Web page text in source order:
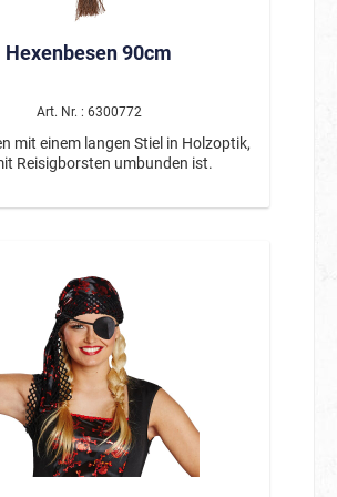
Hexenbesen 90cm
Art. Nr. : 6300772
mit einem langen Stiel in Holzoptik,
Reisigborsten umbunden ist.